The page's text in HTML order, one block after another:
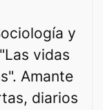
y
vidas
Amante
diarios